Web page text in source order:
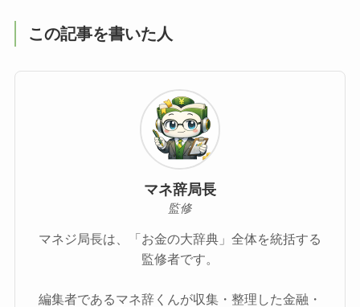
この記事を書いた人
マネ辞局長
監修
マネジ局長は、「お金の大辞典」全体を統括する
監修者です。
編集者であるマネ辞くんが収集・整理した金融・